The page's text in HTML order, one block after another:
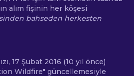
alım fişinin her köşesi
bahseden herkesten
17 Şubat 2016 (10 yıl önce)
Wildfire" güncellemesiyle